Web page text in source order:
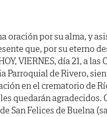
oración por su alma, y
que, por su eterno
VIERNES, día 21, a las
Parroquial de Rivero,
en el crematorio de
quedarán agradecidos.
San Felices de Buelna